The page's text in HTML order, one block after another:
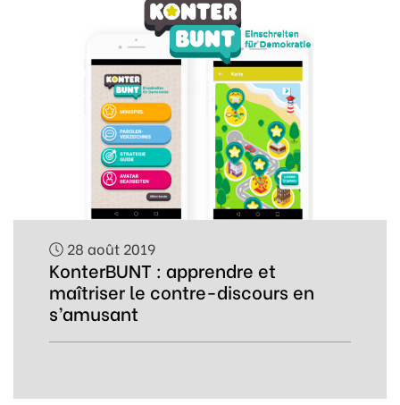
28 août 2019
KonterBUNT : apprendre et
maîtriser le contre-discours en
s’amusant